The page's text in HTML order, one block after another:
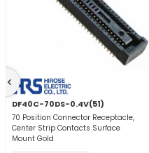
DF40C-70DS-0.4V(51)
70 Position Connector Receptacle,
Center Strip Contacts Surface
Mount Gold